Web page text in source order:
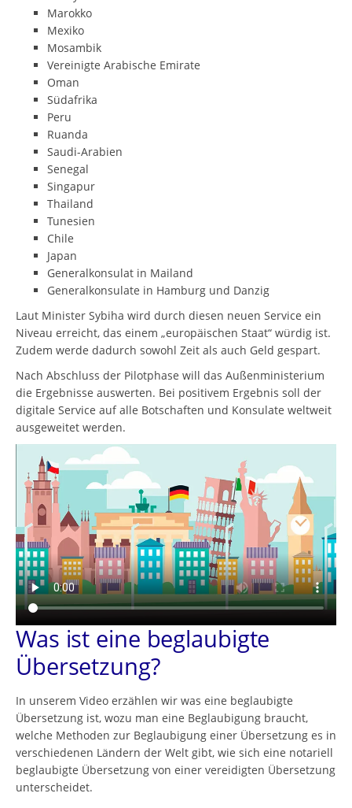
Marokko
Mexiko
Mosambik
Vereinigte Arabische Emirate
Oman
Südafrika
Peru
Ruanda
Saudi-Arabien
Senegal
Singapur
Thailand
Tunesien
Chile
Japan
Generalkonsulat in Mailand
Generalkonsulate in Hamburg und Danzig
Laut Minister Sybiha wird durch diesen neuen Service ein
Niveau erreicht, das einem „europäischen Staat“ würdig ist.
Zudem werde dadurch sowohl Zeit als auch Geld gespart.
Nach Abschluss der Pilotphase will das Außenministerium
die Ergebnisse auswerten. Bei positivem Ergebnis soll der
digitale Service auf alle Botschaften und Konsulate weltweit
ausgeweitet werden.
Was ist eine beglaubigte
Übersetzung?
In unserem Video erzählen wir was eine beglaubigte
Übersetzung ist, wozu man eine Beglaubigung braucht,
welche Methoden zur Beglaubigung einer Übersetzung es in
verschiedenen Ländern der Welt gibt, wie sich eine notariell
beglaubigte Übersetzung von einer vereidigten Übersetzung
unterscheidet.